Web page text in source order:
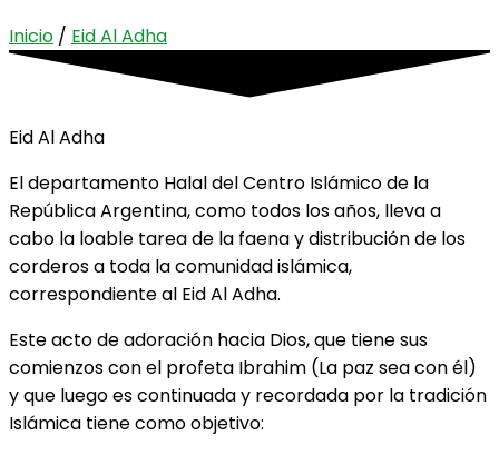
Inicio / Eid Al Adha
Eid Al Adha
El departamento Halal del Centro Islámico de la
República Argentina, como todos los años, lleva a
cabo la loable tarea de la faena y distribución de los
corderos a toda la comunidad islámica,
correspondiente al Eid Al Adha.
Este acto de adoración hacia Dios, que tiene sus
comienzos con el profeta Ibrahim (La paz sea con él)
y que luego es continuada y recordada por la tradición
Islámica tiene como objetivo: